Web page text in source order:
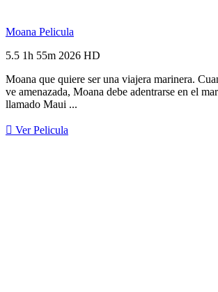
Moana Pelicula
5.5 1h 55m 2026 HD
Moana que quiere ser una viajera marinera.
ve amenazada, Moana debe adentrarse en el
llamado Maui ...
Ver Pelicula